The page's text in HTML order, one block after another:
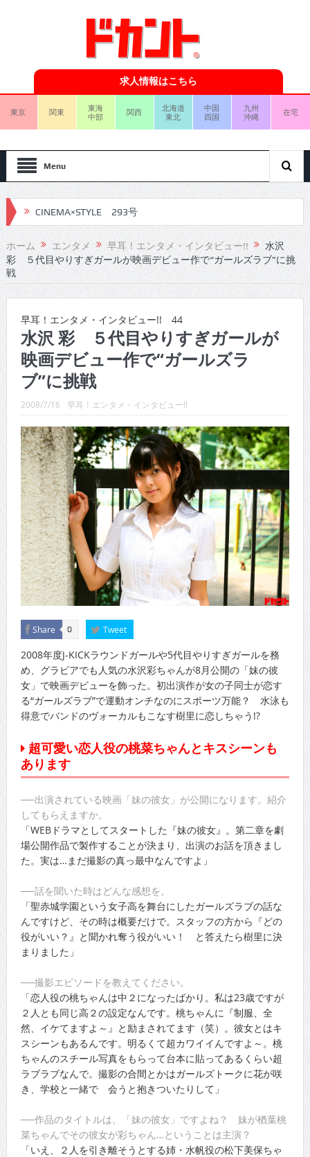
求人情報はこちら
東京 関東
東海
中部
関西
北海道
東北
中国
四国
九州
沖縄
在宅
Menu
CINEMA×STYLE 293号
CINEMA×STYLE 292号
CINEMA×STYLE 291号
CINEMA×STYLE 290号
CINEMA×STYLE 289号
CINEMA×STYLE 288号
CINEMA×STYLE 287号
CINEMA×STYLE 294号
ホーム エンタメ 早耳！エンタメ・インタビュー!!
水沢
彩 ５代目やりすぎガールが映画デビュー作で“ガールズラブ”に挑
戦
早耳！エンタメ・インタビュー!! 44
水沢 彩 ５代目やりすぎガールが
映画デビュー作で“ガールズラ
ブ”に挑戦
2008/7/16 早耳！エンタメ・インタビュー!!
Share 0 Tweet
2008年度J-KICKラウンドガールや5代目やりすぎガールを務
め、グラビアでも人気の水沢彩ちゃんが8月公開の「妹の彼
女」で映画デビューを飾った。初出演作が女の子同士が恋す
る“ガールズラブ”で運動オンチなのにスポーツ万能？ 水泳も
得意でバンドのヴォーカルもこなす樹里に恋しちゃう!?
超可愛い恋人役の桃菜ちゃんとキスシーンも
あります
──出演されている映画「妹の彼女」が公開になります。紹介
してもらえますか。
「WEBドラマとしてスタートした『妹の彼女』。第二章を劇
場公開作品で製作することが決まり、出演のお話を頂きまし
た。実は…まだ撮影の真っ最中なんですよ」
──話を聞いた時はどんな感想を。
「聖赤城学園という女子高を舞台にしたガールズラブの話な
んですけど、その時は概要だけで。スタッフの方から『どの
役がいい？』と聞かれ奪う役がいい！ と答えたら樹里に決
まりました」
──撮影エピソードを教えてください。
「恋人役の桃ちゃんは中２になったばかり。私は23歳ですが
２人とも同じ高２の設定なんです。桃ちゃんに『制服、全
然、イケてますよ～』と励まされてます（笑）。彼女とはキ
スシーンもあるんです。明るくて超カワイイんですよ～。桃
ちゃんのスチール写真をもらって台本に貼ってあるくらい超
ラブラブなんで。撮影の合間とかはガールズトークに花が咲
き、学校と一緒で 会うと抱きついたりして」
──作品のタイトルは、「妹の彼女」ですよね？ 妹が楢葉桃
菜ちゃんでその彼女が彩ちゃん…ということは主演？
「いえ、２人を引き離そうとする姉・水帆役の松下美保ちゃ